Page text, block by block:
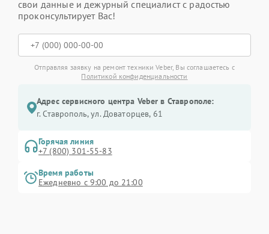
свои данные и дежурный специалист с радостью
проконсультирует Вас!
Отправляя заявку на ремонт техники Veber, Вы соглашаетесь с
Политикой конфиденциальности
Адрес сервисного центра Veber в Ставрополе:
г. Ставрополь, ул. Доваторцев, 61
Горячая линия
+7 (800) 301-55-83
Время работы
Ежедневно с 9:00 до 21:00